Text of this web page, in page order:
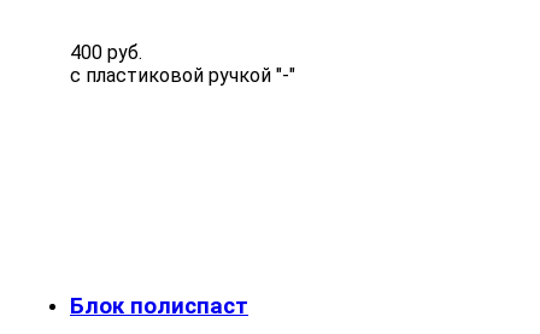
400 руб.
с пластиковой ручкой "-"
Блок полиспаст